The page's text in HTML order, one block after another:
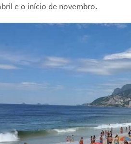
e o início de novembro.